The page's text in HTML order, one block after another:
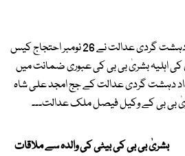
راولپنڈی: (نیوزڈیسک) انسداد دہشت گردی عدالت نے 26 نومبر احتجاج کیس
کی اہلیہ بشریٰ بی بی کی عبوری ضمانت میں
دہشت گردی عدالت کے جج امجد علی شاہ
بی کے وکیل فیصل ملک عدالت۔۔۔
بشریٰ بی بی کی بیٹی کی والدہ سے ملاقات